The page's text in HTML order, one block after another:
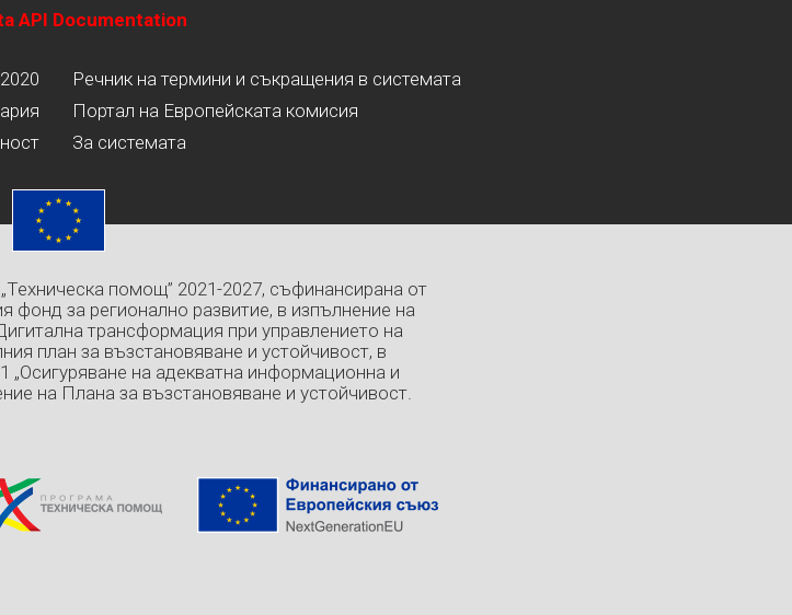
API Documentation
Речник на термини и съкращения в системата
Портал на Европейската комисия
За системата
помощ” 2021-2027, съфинансирана от
фонд за регионално развитие, в изпълнение на
трансформация при управлението на
план за възстановяване и устойчивост, в
„Осигуряване на адекватна информационна и
на Плана за възстановяване и устойчивост.